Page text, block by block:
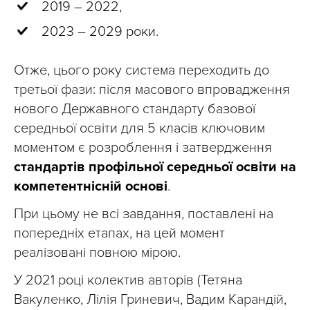
2019 – 2022,
2023 – 2029 роки.
Отже, цього року система переходить до
третьої фази: після масового впровадження
нового Державного стандарту базової
середньої освіти для 5 класів ключовим
моментом є розроблення і затвердження
стандартів профільної середньої освіти на
компетентнісній основі.
При цьому не всі завдання, поставлені на
попередніх етапах, на цей момент
реалізовані повною мірою.
У 2021 році колектив авторів (Тетяна
Вакуленко, Лілія Гриневич, Вадим Карандій,